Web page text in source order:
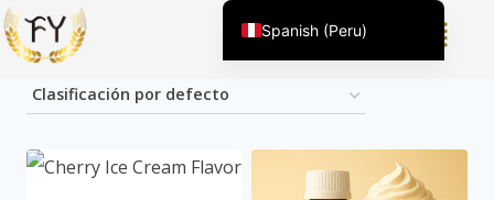
Mostrando todos los resultados 4
Spanish (Peru)
English (United States)
Afrikaans